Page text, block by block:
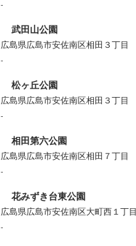
-
武田山公園
広島県広島市安佐南区相田３丁目
-
松ヶ丘公園
広島県広島市安佐南区相田３丁目
-
相田第六公園
広島県広島市安佐南区相田７丁目
-
花みずき台東公園
広島県広島市安佐南区大町西１丁目
-